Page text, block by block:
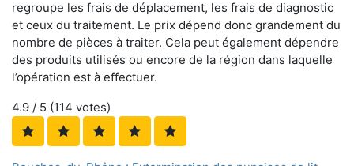
regroupe les frais de déplacement, les frais de diagnostic
et ceux du traitement. Le prix dépend donc grandement du
nombre de pièces à traiter. Cela peut également dépendre
des produits utilisés ou encore de la région dans laquelle
l’opération est à effectuer.
4.9 / 5 (114 votes)